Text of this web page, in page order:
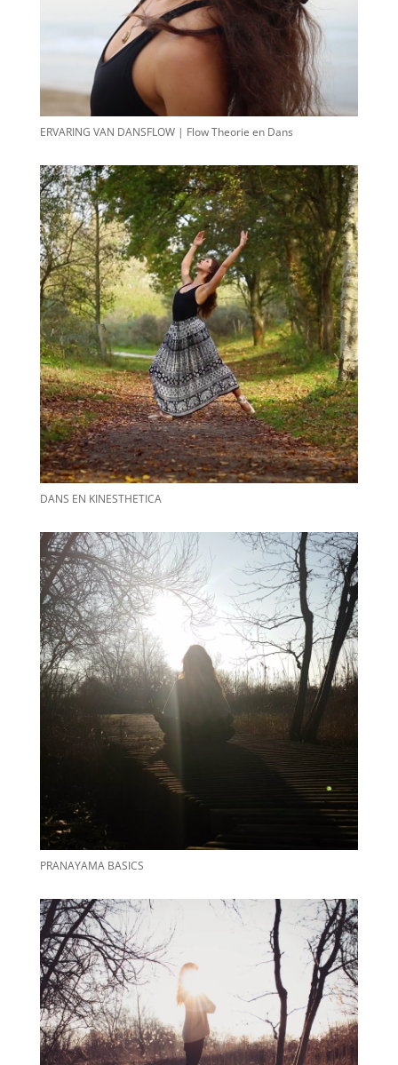
ERVARING VAN DANSFLOW | Flow Theorie en Dans
DANS EN KINESTHETICA
PRANAYAMA BASICS